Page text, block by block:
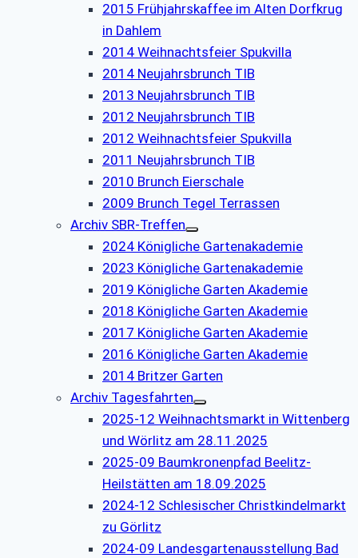
2015 Frühjahrskaffee im Alten Dorfkrug
in Dahlem
2014 Weihnachtsfeier Spukvilla
2014 Neujahrsbrunch TIB
2013 Neujahrsbrunch TIB
2012 Neujahrsbrunch TIB
2012 Weihnachtsfeier Spukvilla
2011 Neujahrsbrunch TIB
2010 Brunch Eierschale
2009 Brunch Tegel Terrassen
Archiv SBR-Treffen
2024 Königliche Gartenakademie
2023 Königliche Gartenakademie
2019 Königliche Garten Akademie
2018 Königliche Garten Akademie
2017 Königliche Garten Akademie
2016 Königliche Garten Akademie
2014 Britzer Garten
Archiv Tagesfahrten
2025-12 Weihnachtsmarkt in Wittenberg
und Wörlitz am 28.11.2025
2025-09 Baumkronenpfad Beelitz-
Heilstätten am 18.09.2025
2024-12 Schlesischer Christkindelmarkt
zu Görlitz
2024-09 Landesgartenausstellung Bad